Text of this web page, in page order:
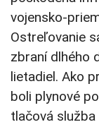
vojensko-
Ostreľovanie
zbraní dlhého
lietadiel. Ako
boli plynové
tlačová